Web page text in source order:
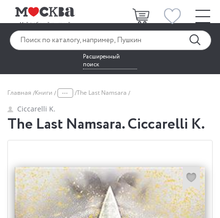
Расширенный
поиск
Главная Книги ... The Last Namsara
Ciccarelli K.
The Last Namsara. Ciccarelli K.